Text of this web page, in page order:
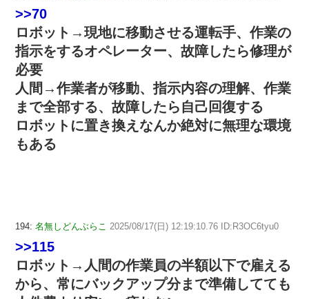
>>70
ロボット→現地に移動させる運転手、作業の
指示をするオペレーター、故障したら修理が
必要
人間→作業者が移動、指示内容の理解、作業
まで全部する、故障したら自己回復する
ロボットに置き換えなんか絶対に無理な環境
もある
194: 名無しどんぶらこ 2025/08/17(日) 12:19:10.76 ID:R3OC6tyu0
>>115
ロボット→人間の作業員の半額以下で雇える
から、常にバックアップ分まで準備してても